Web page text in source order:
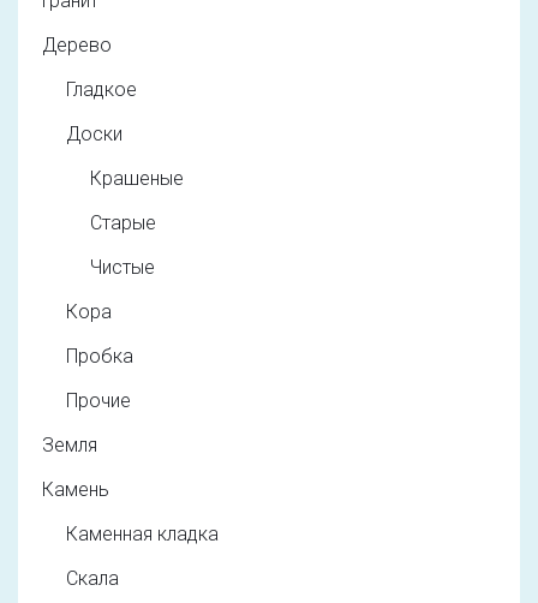
Дерево
Гладкое
Доски
Крашеные
Старые
Чистые
Кора
Пробка
Прочие
Земля
Камень
Каменная кладка
Скала